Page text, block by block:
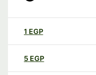
1 EGP
5 EGP